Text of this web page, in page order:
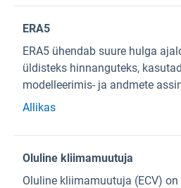
ERA5
ERA5 ühendab suure hulga
üldisteks hinnanguteks,
modelleerimis- ja andmete
Allikas
Oluline kliimamuutuja
Oluline kliimamuutuja (ECV)